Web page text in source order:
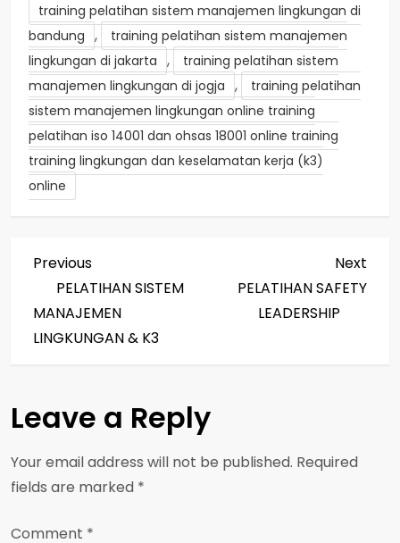
training pelatihan sistem manajemen lingkungan di
bandung ,
training pelatihan sistem manajemen
lingkungan di jakarta ,
training pelatihan sistem
manajemen lingkungan di jogja ,
training pelatihan
sistem manajemen lingkungan online training
pelatihan iso 14001 dan ohsas 18001 online training
training lingkungan dan keselamatan kerja (k3)
online
P
o
s
n
a
v
Previous
Post
Previous
PELATIHAN SISTEM
MANAJEMEN
LINGKUNGAN & K3
Post
Next
PELATIHAN SAFETY
LEADERSHIP
Leave a Reply
Your email address will not be published. Required
fields are marked *
Comment *